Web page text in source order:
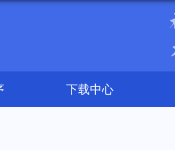
下载中心